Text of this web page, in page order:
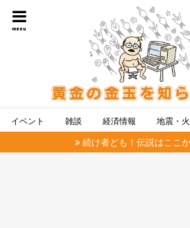
menu
イベント 雑談 経済情報 地震・
続け者ども！伝説はここ